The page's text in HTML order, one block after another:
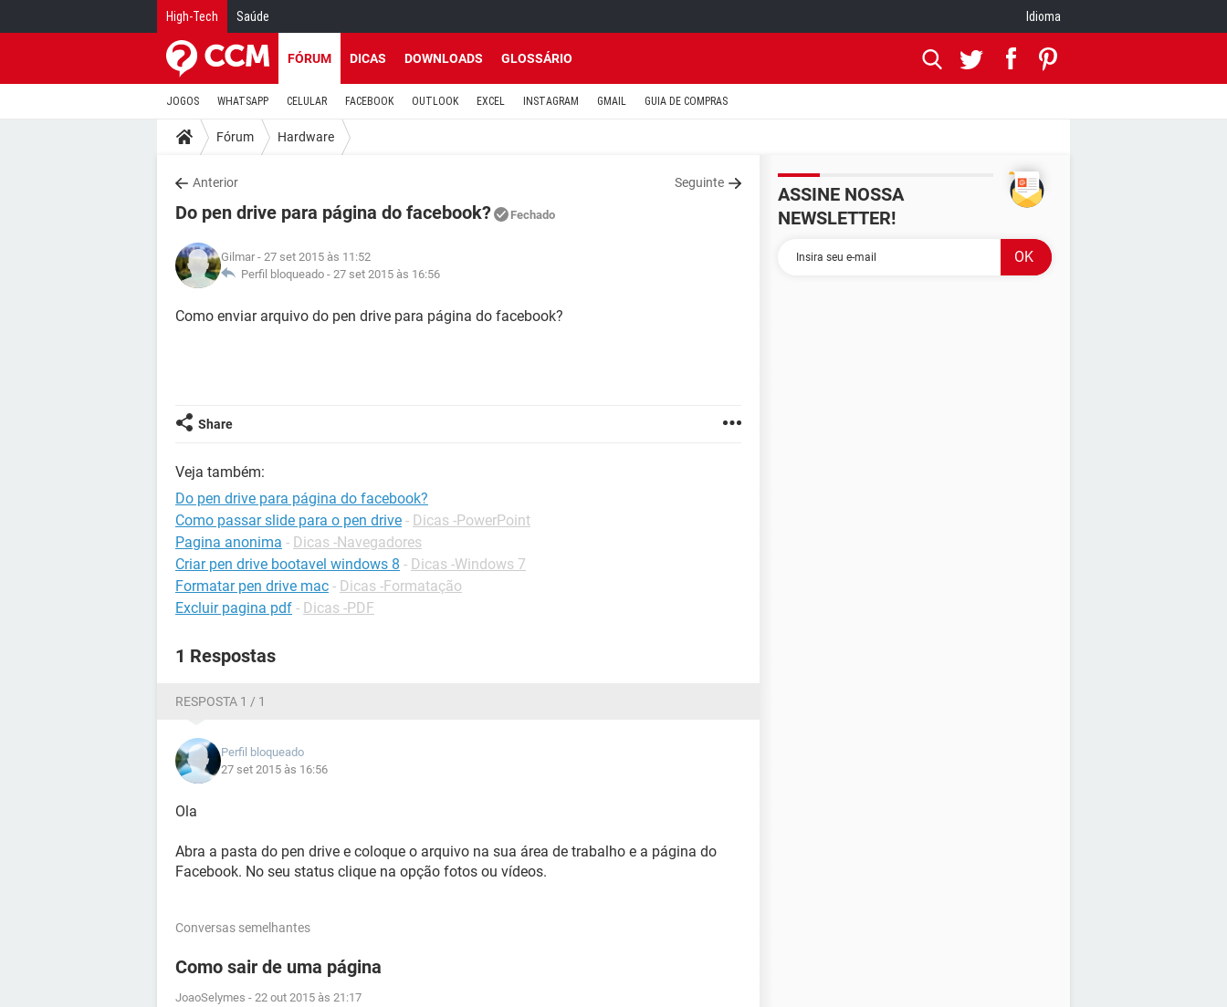
High-Tech Saúde Idioma
FÓRUM DICAS DOWNLOADS GLOSSÁRIO
JOGOS WHATSAPP CELULAR FACEBOOK OUTLOOK EXCEL INSTAGRAM GMAIL GUIA DE COMPRAS
Fórum Hardware
Anterior Seguinte
Do pen drive para página do facebook? Fechado
Gilmar - 27 set 2015 às 11:52
Perfil bloqueado - 27 set 2015 às 16:56
Como enviar arquivo do pen drive para página do facebook?
Share
Veja também:
Do pen drive para página do facebook?
Como passar slide para o pen drive - Dicas -PowerPoint
Pagina anonima - Dicas -Navegadores
Criar pen drive bootavel windows 8 - Dicas -Windows 7
Formatar pen drive mac - Dicas -Formatação
Excluir pagina pdf - Dicas -PDF
1 Respostas
RESPOSTA 1 / 1
Perfil bloqueado
27 set 2015 às 16:56
Ola
Abra a pasta do pen drive e coloque o arquivo na sua área de trabalho e a página do
Facebook. No seu status clique na opção fotos ou vídeos.
Conversas semelhantes
Como sair de uma página
JoaoSelymes - 22 out 2015 às 21:17
ASSINE NOSSA
NEWSLETTER!